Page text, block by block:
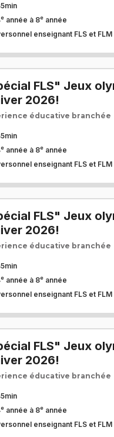
e année à 8e année
enseignant FLS et FLM
FLS" Jeux
2026!
éducative branchée
e année à 8e année
enseignant FLS et FLM
FLS" Jeux
2026!
éducative branchée
e année à 8e année
enseignant FLS et FLM
FLS" Jeux
2026!
éducative branchée
e année à 8e année
enseignant FLS et FLM